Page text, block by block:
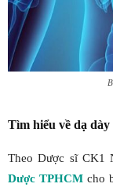
Tìm hiểu về dạ
Theo Dược sĩ CK1
Dược TPHCMcho